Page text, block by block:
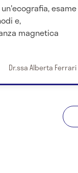
esame
e,
magnetica
Dr.ssa Alberta Ferrari